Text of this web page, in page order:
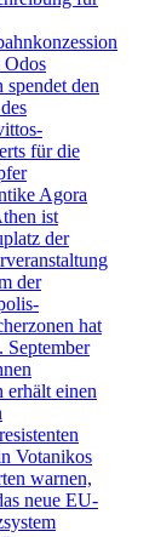
spendet den
für die
Agora
ist
der
der
hat
September
erhält einen
Votanikos
warnen,
neue EU-